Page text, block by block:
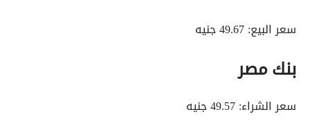
سعر البيع: 49.67 جنيه
بنك مصر
سعر الشراء: 49.57 جنيه